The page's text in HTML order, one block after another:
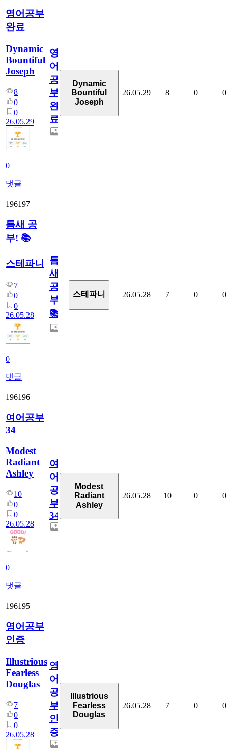
영어공부
완료
Dynamic
Bountiful
Joseph
8
0
0
26.05.29
0
댓글
영
어
공
부
완
료
Dynamic
Bountiful
Joseph
26.05.29 8 0 0
196197
틈새 공
부! 📚
스테파니
7
0
0
26.05.28
0
댓글
틈
새
공
부!
📚
스테파니 26.05.28 7 0 0
196196
여어공부
34
Modest
Radiant
Ashley
10
0
0
26.05.28
0
댓글
여
어
공
부
34
Modest
Radiant
Ashley
26.05.28 10 0 0
196195
영어공부
인증
Illustrious
Fearless
Douglas
7
0
0
26.05.28
영
어
공
부
인
증
Illustrious
Fearless
Douglas
26.05.28 7 0 0